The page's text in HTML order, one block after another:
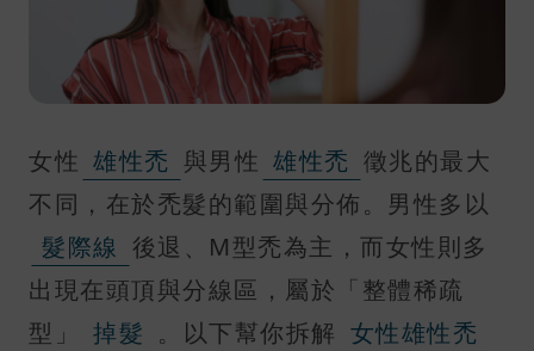
女性 雄性禿 與男性 雄性禿 徵兆的最大
不同，在於禿髮的範圍與分佈。男性多以
髮際線 後退、M型禿為主，而女性則多
出現在頭頂與分線區，屬於「整體稀疏
型」
掉髮 。以下幫你拆解 女性雄性禿